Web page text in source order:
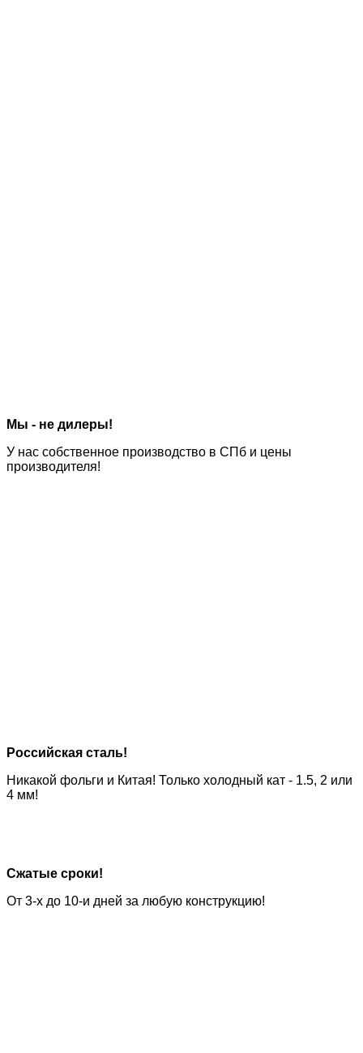
Мы - не дилеры!
У нас собственное производство в СПб и цены
производителя!
Российская сталь!
Никакой фольги и Китая! Только холодный кат - 1.5, 2 или
4 мм!
Сжатые сроки!
От 3-х до 10-и дней за любую конструкцию!